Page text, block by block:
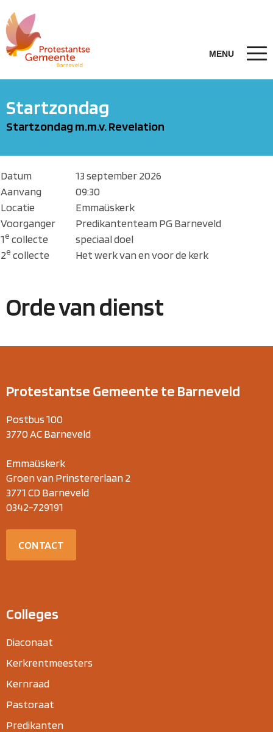
Startzondag
Startzondag m.m.v. Revelation
Datum
13 september 2026
Aanvang
09:30
Locatie
Emmaüskerk
Voorganger
Predikantenteam PG Barneveld
1e collecte
speciaal doel
2e collecte Het werk van en voor de kerk
Orde van dienst
Protestantse Gemeente te Barneveld
Postbus 100
3770 AC Barneveld
Emmaüskerk
Groen van Prinstererlaan 2
3771 CD Barneveld
0342-729191
CONTACT
Colleges
Diaconaat
Kerkrentmeesters
Kernraad
Pastoraat
Predikanten